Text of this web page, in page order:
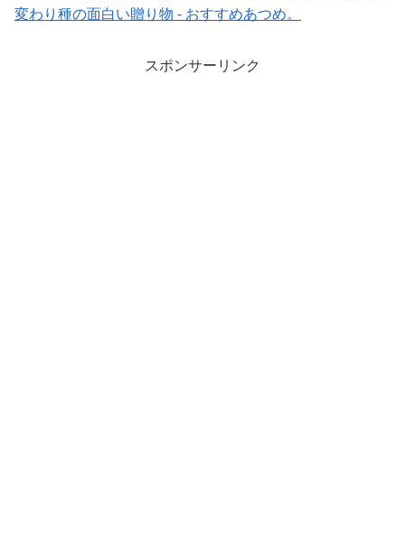
変わり種の面白い贈り物 - おすすめあつめ。
スポンサーリンク